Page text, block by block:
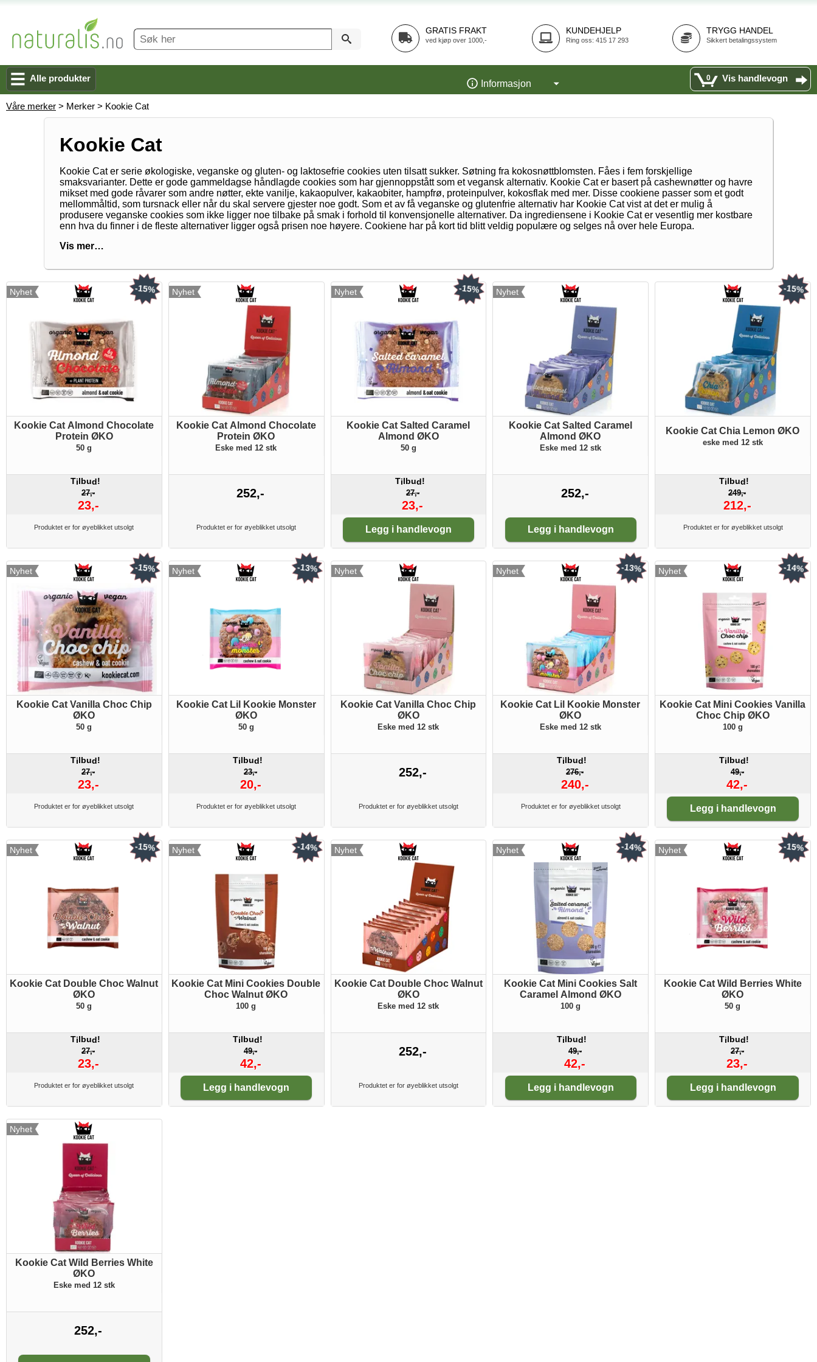
GRATIS FRAKT
ved kjøp over 1000,-
KUNDEHJELP
Ring oss: 415 17 293
TRYGG HANDEL
Sikkert betalingssystem
Alle produkter 0 Vis handlevogn
Informasjon
Våre merker > Merker > Kookie Cat
Kookie Cat
Kookie Cat er serie økologiske, veganske og gluten- og laktosefrie cookies uten tilsatt sukker. Søtning fra kokosnøttblomsten. Fåes i fem forskjellige
smaksvarianter. Dette er gode gammeldagse håndlagde cookies som har gjennoppstått som et vegansk alternativ. Kookie Cat er basert på cashewnøtter og havre
mikset med gode råvarer som andre nøtter, ekte vanilje, kakaopulver, kakaobiter, hampfrø, proteinpulver, kokosflak med mer. Disse cookiene passer som et godt
mellommåltid, som tursnack eller når du skal servere gjester noe godt. Som et av få veganske og glutenfrie alternativ har Kookie Cat vist at det er mulig å
produsere veganske cookies som ikke ligger noe tilbake på smak i forhold til konvensjonelle alternativer. Da ingrediensene i Kookie Cat er vesentlig mer kostbare
enn hva du finner i de fleste alternativer ligger også prisen noe høyere. Cookiene har på kort tid blitt veldig populære og selges nå over hele Europa.
Vis mer…
Nyhet
Kookie Cat Almond Chocolate
Protein ØKO
50 g
Tilbud!
27,-
23,-
-15%
Produktet er for øyeblikket utsolgt
Nyhet
Kookie Cat Almond Chocolate
Protein ØKO
Eske med 12 stk
252,-
Produktet er for øyeblikket utsolgt
Nyhet
Kookie Cat Salted Caramel
Almond ØKO
50 g
Tilbud!
27,-
23,-
-15%
Legg i handlevogn
Nyhet
Kookie Cat Salted Caramel
Almond ØKO
Eske med 12 stk
252,-
Legg i handlevogn
Kookie Cat Chia Lemon ØKO
eske med 12 stk
Tilbud!
249,-
212,-
-15%
Produktet er for øyeblikket utsolgt
Nyhet
Kookie Cat Vanilla Choc Chip
ØKO
50 g
Tilbud!
27,-
23,-
-15%
Produktet er for øyeblikket utsolgt
Nyhet
Kookie Cat Lil Kookie Monster
ØKO
50 g
Tilbud!
23,-
20,-
-13%
Produktet er for øyeblikket utsolgt
Nyhet
Kookie Cat Vanilla Choc Chip
ØKO
Eske med 12 stk
252,-
Produktet er for øyeblikket utsolgt
Nyhet
Kookie Cat Lil Kookie Monster
ØKO
Eske med 12 stk
Tilbud!
276,-
240,-
-13%
Produktet er for øyeblikket utsolgt
Nyhet
Kookie Cat Mini Cookies Vanilla
Choc Chip ØKO
100 g
Tilbud!
49,-
42,-
-14%
Legg i handlevogn
Nyhet
Kookie Cat Double Choc Walnut
ØKO
50 g
Tilbud!
27,-
23,-
-15%
Produktet er for øyeblikket utsolgt
Nyhet
Kookie Cat Mini Cookies Double
Choc Walnut ØKO
100 g
Tilbud!
49,-
42,-
-14%
Legg i handlevogn
Nyhet
Kookie Cat Double Choc Walnut
ØKO
Eske med 12 stk
252,-
Produktet er for øyeblikket utsolgt
Nyhet
Kookie Cat Mini Cookies Salt
Caramel Almond ØKO
100 g
Tilbud!
49,-
42,-
-14%
Legg i handlevogn
Nyhet
Kookie Cat Wild Berries White
ØKO
50 g
Tilbud!
27,-
23,-
-15%
Legg i handlevogn
Nyhet
Kookie Cat Wild Berries White
ØKO
Eske med 12 stk
252,-